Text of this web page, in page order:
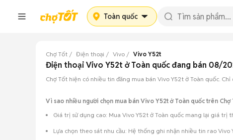
Toàn quốc
Chợ Tốt Điện thoại Vivo Vivo Y52t
Điện thoại Vivo Y52t ở Toàn quốc đang bán 08/
Chợ Tốt hiện có nhiều tin đăng mua bán Vivo Y52t ở Toàn quốc.
Vì sao nhiều người chọn mua bán Vivo Y52t ở Toàn quốc trên Chợ
Giá trị sử dụng cao: Mua Vivo Y52t ở Toàn quốc mang lại giá trị
Lựa chọn theo sát nhu cầu: Hệ thống ghi nhận nhiều tin rao